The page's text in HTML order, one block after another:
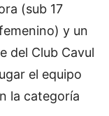
(sub 17
y un
del Club Cavul
el equipo
la categoría